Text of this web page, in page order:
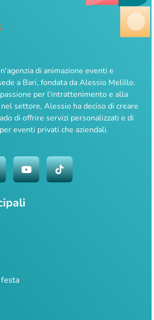
di animazione eventi e
a Bari, fondata da Alessio Melillo.
per l'intrattenimento e alla
settore, Alessio ha deciso di creare
di offrire servizi personalizzati e di
eventi privati che aziendali.